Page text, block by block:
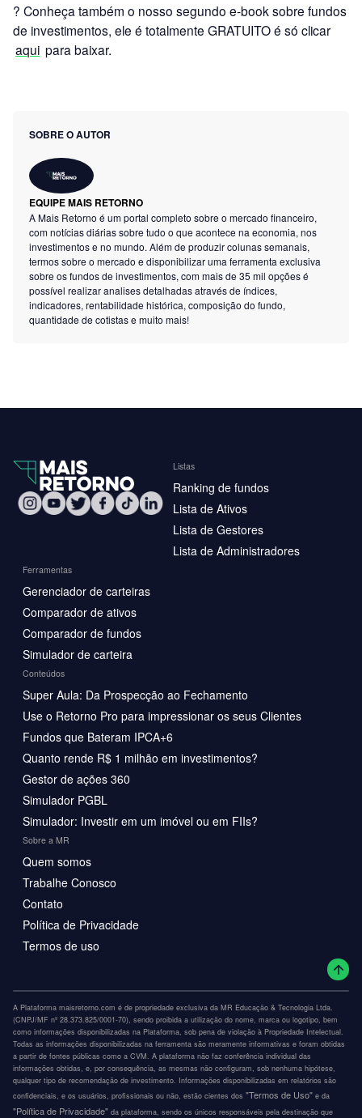
? Conheça também o nosso segundo e-book sobre fundos
de investimentos, ele é totalmente GRATUITO é só clicar
aqui para baixar.
SOBRE O AUTOR
EQUIPE MAIS RETORNO
A Mais Retorno é um portal completo sobre o mercado financeiro,
com notícias diárias sobre tudo o que acontece na economia, nos
investimentos e no mundo. Além de produzir colunas semanais,
termos sobre o mercado e disponibilizar uma ferramenta exclusiva
sobre os fundos de investimentos, com mais de 35 mil opções é
possível realizar analises detalhadas através de índices,
indicadores, rentabilidade histórica, composição do fundo,
quantidade de cotistas e muito mais!
Listas
Ranking de fundos
Lista de Ativos
Lista de Gestores
Lista de Administradores
Ferramentas
Gerenciador de carteiras
Comparador de ativos
Comparador de fundos
Simulador de carteira
Conteúdos
Super Aula: Da Prospecção ao Fechamento
Use o Retorno Pro para impressionar os seus Clientes
Fundos que Bateram IPCA+6
Quanto rende R$ 1 milhão em investimentos?
Gestor de ações 360
Simulador PGBL
Simulador: Investir em um imóvel ou em FIIs?
Sobre a MR
Quem somos
Trabalhe Conosco
Contato
Política de Privacidade
Termos de uso
A Plataforma maisretorno.com é de propriedade exclusiva da MR Educação & Tecnologia Ltda.
(CNPJ/MF nº 28.373.825/0001-70), sendo proibida a utilização do nome, marca ou logotipo, bem
como informações disponibilizadas na Plataforma, sob pena de violação à Propriedade Intelectual.
Todas as informações disponibilizadas na ferramenta são meramente informativas e foram obtidas
a partir de fontes públicas como a CVM. A plataforma não faz conferência individual das
informações obtidas, e, por consequência, as mesmas não configuram, sob nenhuma hipótese,
qualquer tipo de recomendação de investimento. Informações disponibilizadas em relatórios são
confidenciais, e os usuários, profissionais ou não, estão cientes dos "Termos de Uso" e da
"Política de Privacidade" da plataforma, sendo os únicos responsáveis pela destinação que